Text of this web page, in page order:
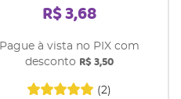
(2)
R$ 3,68
Pague à vista no PIX com
desconto R$ 3,50